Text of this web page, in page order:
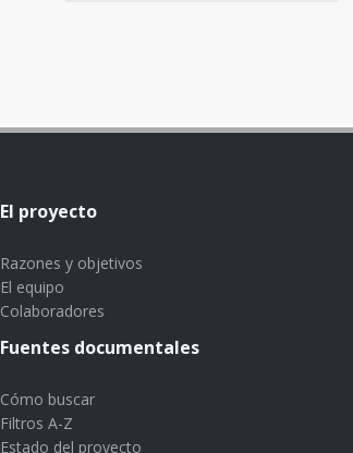
El proyecto
Razones y objetivos
El equipo
Colaboradores
Fuentes documentales
Cómo buscar
Filtros A-Z
Estado del proyecto